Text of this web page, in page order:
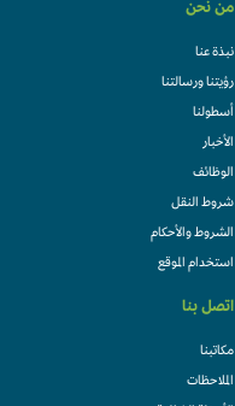
نحن
عنا
ورسالتنا
النقل
والأحكام
الموقع
بنا